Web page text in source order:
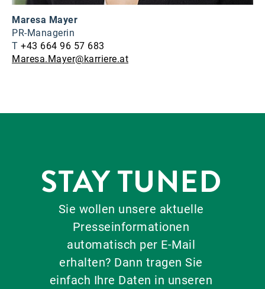
Maresa Mayer
PR-Managerin
T +43 664 96 57 683
Maresa.Mayer@karriere.at
STAY TUNED
Sie wollen unsere aktuelle
Presseinformationen
automatisch per E-Mail
erhalten? Dann tragen Sie
einfach Ihre Daten in unseren